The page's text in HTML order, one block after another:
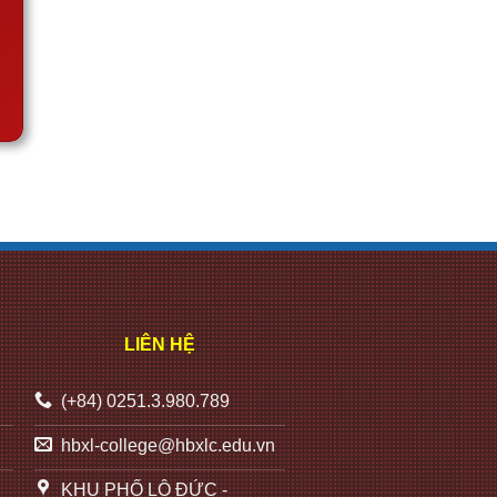
LIÊN HỆ
(+84) 0251.3.980.789
hbxl-college@hbxlc.edu.vn
KHU PHỐ LỘ ĐỨC -